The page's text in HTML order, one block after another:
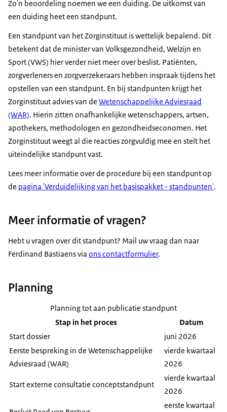
Zo'n beoordeling noemen we een duiding. De uitkomst van
een duiding heet een standpunt.
Een standpunt van het Zorginstituut is wettelijk bepalend. Dit
betekent dat de minister van Volksgezondheid, Welzijn en
Sport (VWS) hier verder niet meer over beslist. Patiënten,
zorgverleners en zorgverzekeraars hebben inspraak tijdens het
opstellen van een standpunt. En bij standpunten krijgt het
Zorginstituut advies van de Wetenschappelijke Adviesraad
(WAR). Hierin zitten onafhankelijke wetenschappers, artsen,
apothekers, methodologen en gezondheidseconomen. Het
Zorginstituut weegt al die reacties zorgvuldig mee en stelt het
uiteindelijke standpunt vast.
Lees meer informatie over de procedure bij een standpunt op
de pagina 'Verduidelijking van het basispakket - standpunten'.
Meer informatie of vragen?
Hebt u vragen over dit standpunt? Mail uw vraag dan naar
Ferdinand Bastiaens via ons contactformulier.
Planning
Planning tot aan publicatie standpunt
Stap in het proces
Datum
Start dossier
juni 2026
Eerste bespreking in de Wetenschappelijke
Adviesraad (WAR)
vierde kwartaal
2026
Start externe consultatie conceptstandpunt
vierde kwartaal
2026
eerste kwartaal